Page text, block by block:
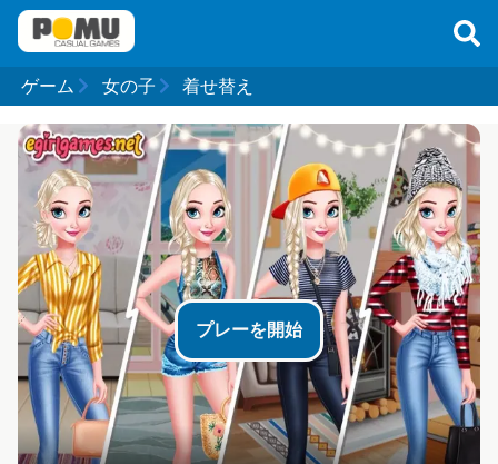
ゲーム 女の子 着せ替え
プレーを開始